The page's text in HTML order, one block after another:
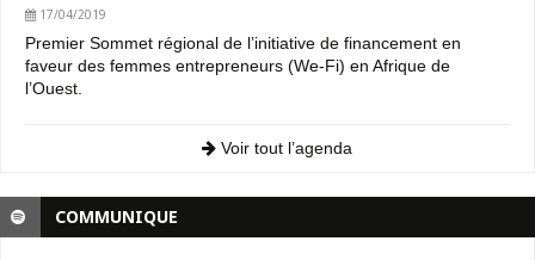
17/04/2019
Premier Sommet régional de l’initiative de financement en
faveur des femmes entrepreneurs (We-Fi) en Afrique de
l’Ouest.
Voir tout l’agenda
COMMUNIQUE